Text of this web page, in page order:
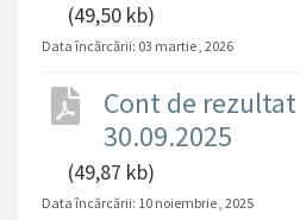
(49,50 kb)
Data încărcării: 03 martie , 2026
Cont de
30.09.2025
(49,87 kb)
Data încărcării: 10 noiembrie , 2025